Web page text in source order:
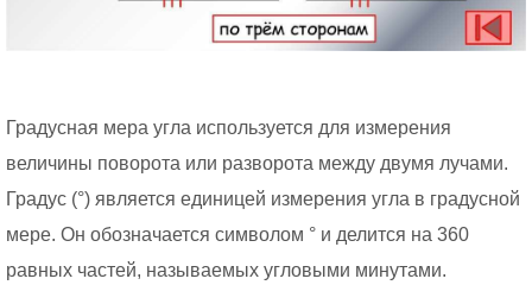
Градусная мера угла используется для измерения
величины поворота или разворота между двумя лучами.
Градус (°) является единицей измерения угла в градусной
мере. Он обозначается символом ° и делится на 360
равных частей, называемых угловыми минутами.